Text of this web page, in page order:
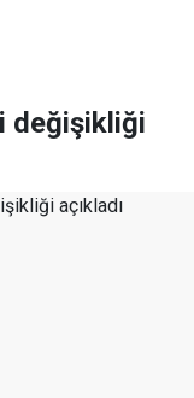
değişikliği